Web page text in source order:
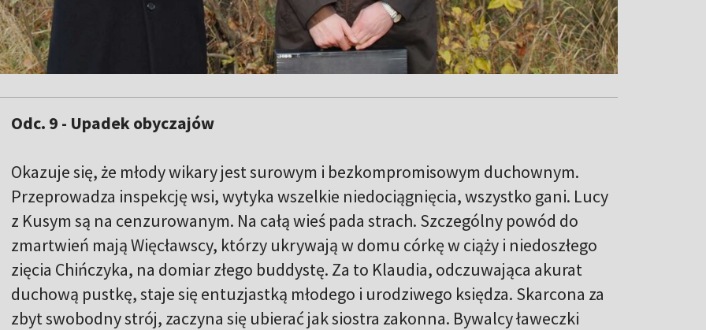
Odc. 9 - Upadek obyczajów
Okazuje się, że młody wikary jest surowym i bezkompromisowym duchownym.
Przeprowadza inspekcję wsi, wytyka wszelkie niedociągnięcia, wszystko gani. Lucy
z Kusym są na cenzurowanym. Na całą wieś pada strach. Szczególny powód do
zmartwień mają Więcławscy, którzy ukrywają w domu córkę w ciąży i niedoszłego
zięcia Chińczyka, na domiar złego buddystę. Za to Klaudia, odczuwająca akurat
duchową pustkę, staje się entuzjastką młodego i urodziwego księdza. Skarcona za
zbyt swobodny strój, zaczyna się ubierać jak siostra zakonna. Bywalcy ławeczki